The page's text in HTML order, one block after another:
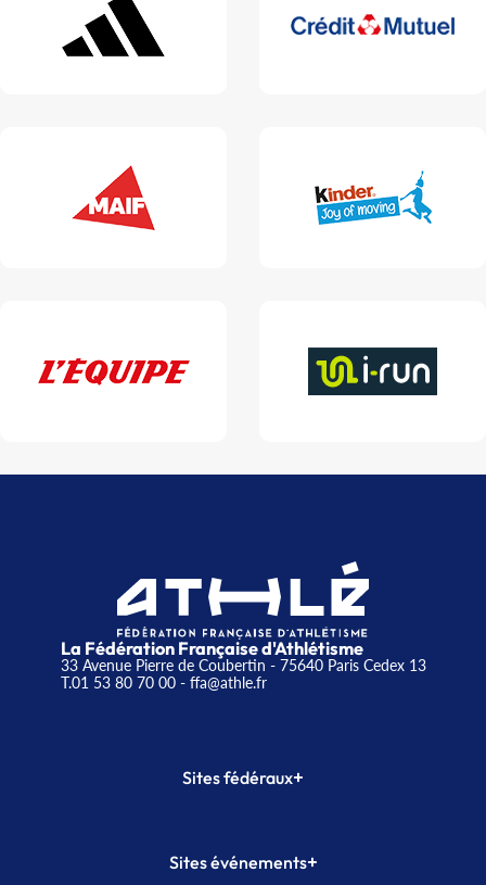
La Fédération Française d'Athlétisme
33 Avenue Pierre de Coubertin - 75640 Paris Cedex 13
T.01 53 80 70 00- ffa@athle.fr
Sites fédéraux+
Plateforme Formation
Sites événements+